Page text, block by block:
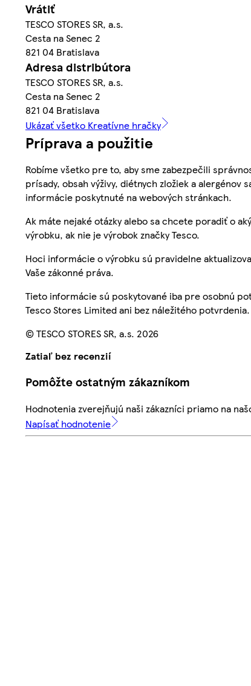
Vrátiť
TESCO STORES SR, a.s.
Cesta na Senec 2
821 04 Bratislava
Adresa distribútora
TESCO STORES SR, a.s.
Cesta na Senec 2
821 04 Bratislava
Ukázať všetko Kreatívne hračky
Príprava a použitie
Robíme všetko pre to, aby sme zabezpečili
prísady, obsah výživy, diétnych zložiek a
informácie poskytnuté na webových stránkach.
Ak máte nejaké otázky alebo sa chcete poradiť o
výrobku, ak nie je výrobok značky Tesco.
Hoci informácie o výrobku sú pravidelne
Vaše zákonné práva.
Tieto informácie sú poskytované iba pre osobnú
Tesco Stores Limited ani bez náležitého potvrdenia.
© TESCO STORES SR, a.s. 2026
Zatiaľ bez recenzií
Pomôžte ostatným zákazníkom
Hodnotenia zverejňujú naši zákazníci priamo na
Napísať hodnotenie